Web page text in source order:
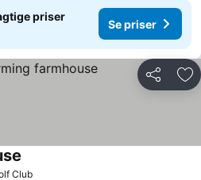
priser
Se priser
Del
Club